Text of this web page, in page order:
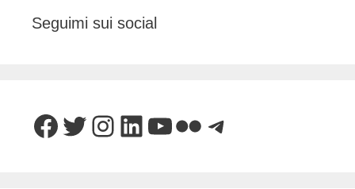
Seguimi sui social
Facebook
Twitter
Instagram
LinkedIn
YouTube
FlickrTelegram